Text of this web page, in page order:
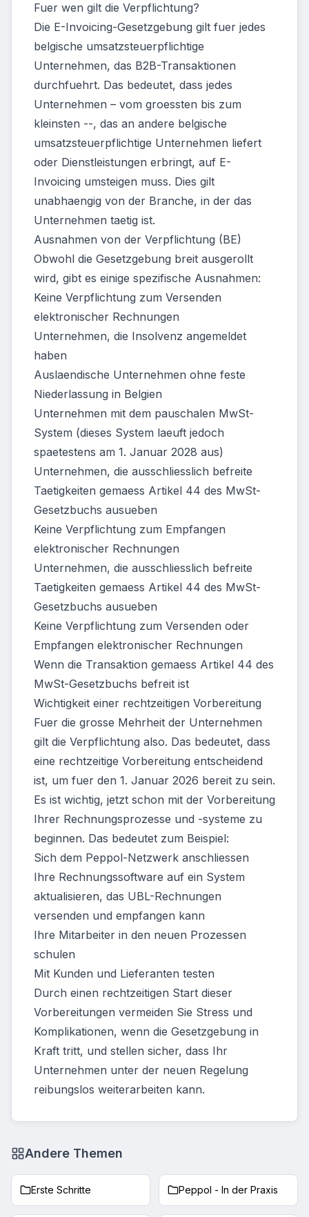
Fuer wen gilt die Verpflichtung?
Die E-Invoicing-Gesetzgebung gilt fuer jedes
belgische umsatzsteuerpflichtige
Unternehmen, das B2B-Transaktionen
durchfuehrt. Das bedeutet, dass jedes
Unternehmen – vom groessten bis zum
kleinsten --, das an andere belgische
umsatzsteuerpflichtige Unternehmen liefert
oder Dienstleistungen erbringt, auf E-
Invoicing umsteigen muss. Dies gilt
unabhaengig von der Branche, in der das
Unternehmen taetig ist.
Ausnahmen von der Verpflichtung (BE)
Obwohl die Gesetzgebung breit ausgerollt
wird, gibt es einige spezifische Ausnahmen:
Keine Verpflichtung zum Versenden
elektronischer Rechnungen
Unternehmen, die Insolvenz angemeldet
haben
Auslaendische Unternehmen ohne feste
Niederlassung in Belgien
Unternehmen mit dem pauschalen MwSt-
System (dieses System laeuft jedoch
spaetestens am 1. Januar 2028 aus)
Unternehmen, die ausschliesslich befreite
Taetigkeiten gemaess Artikel 44 des MwSt-
Gesetzbuchs ausueben
Keine Verpflichtung zum Empfangen
elektronischer Rechnungen
Unternehmen, die ausschliesslich befreite
Taetigkeiten gemaess Artikel 44 des MwSt-
Gesetzbuchs ausueben
Keine Verpflichtung zum Versenden oder
Empfangen elektronischer Rechnungen
Wenn die Transaktion gemaess Artikel 44 des
MwSt-Gesetzbuchs befreit ist
Wichtigkeit einer rechtzeitigen Vorbereitung
Fuer die grosse Mehrheit der Unternehmen
gilt die Verpflichtung also. Das bedeutet, dass
eine rechtzeitige Vorbereitung entscheidend
ist, um fuer den 1. Januar 2026 bereit zu sein.
Es ist wichtig, jetzt schon mit der Vorbereitung
Ihrer Rechnungsprozesse und -systeme zu
beginnen. Das bedeutet zum Beispiel:
Sich dem Peppol-Netzwerk anschliessen
Ihre Rechnungssoftware auf ein System
aktualisieren, das UBL-Rechnungen
versenden und empfangen kann
Ihre Mitarbeiter in den neuen Prozessen
schulen
Mit Kunden und Lieferanten testen
Durch einen rechtzeitigen Start dieser
Vorbereitungen vermeiden Sie Stress und
Komplikationen, wenn die Gesetzgebung in
Kraft tritt, und stellen sicher, dass Ihr
Unternehmen unter der neuen Regelung
reibungslos weiterarbeiten kann.
Andere Themen
Erste Schritte Peppol - In der Praxis